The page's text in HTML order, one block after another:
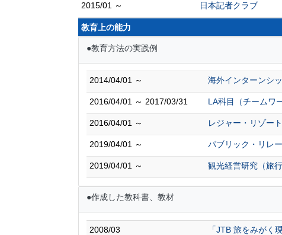
2015/01 ～ 日本記者クラブ
教育上の能力
●教育方法の実践例
2014/04/01 ～ 海外インターンシ
2016/04/01 ～ 2017/03/31 LA科目（チームワ
2016/04/01 ～ レジャー・リゾー
2019/04/01 ～ パブリック・リレ
2019/04/01 ～ 観光経営研究（旅行
●作成した教科書、教材
2008/03 「JTB 旅をみがく